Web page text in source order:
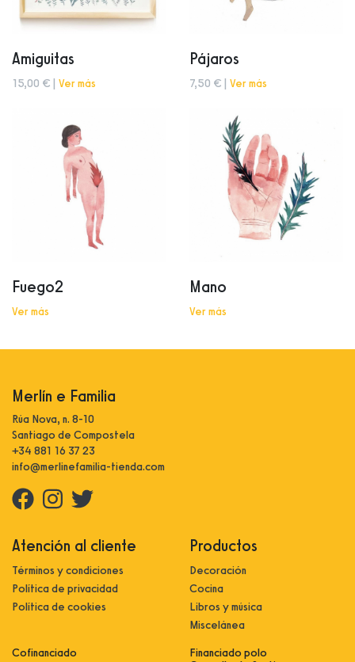
Amiguitas
15,00 € | Ver más
Pájaros
7,50 € | Ver más
Fuego2
Ver más
Mano
Ver más
Merlín e Familia
Rúa Nova, n. 8-10
Santiago de Compostela
+34 881 16 37 23
info@merlinefamilia-tienda.com
Atención al cliente
Términos y condiciones
Política de privacidad
Política de cookies
Productos
Decoración
Cocina
Libros y música
Miscelánea
Cofinanciado
Financiado polo